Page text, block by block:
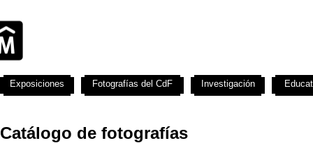
Catálogo de fotografías
Exposiciones Fotografías del CdF Investigación